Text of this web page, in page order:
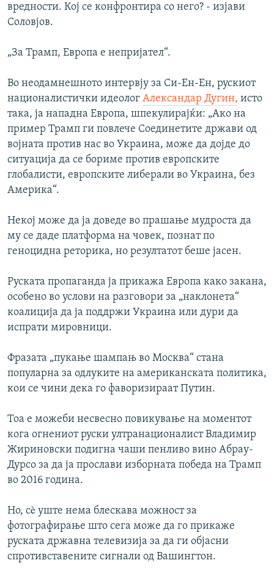
вредности. Кој се конфронтира со него? - изјави
Соловјов.
„За Трамп, Европа е непријател“.
Во неодамнешното интервју за Си-Ен-Ен, рускиот
националистички идеолог Александар Дугин, исто
така, ја нападна Европа, шпекулирајќи: „Ако на
пример Трамп ги повлече Соединетите држави од
војната против нас во Украина, може да дојде до
ситуација да се бориме против европските
глобалисти, европските либерали во Украина, без
Америка“.
Некој може да ја доведе во прашање мудроста да
му се даде платформа на човек, познат по
геноцидна реторика, но резултатот беше јасен.
Руската пропаганда ја прикажа Европа како закана,
особено во услови на разговори за „наклонета“
коалиција да ја поддржи Украина или дури да
испрати мировници.
Фразата „пукање шампањ во Москва“ стана
популарна за одлуките на американската политика,
кои се чини дека го фаворизираат Путин.
Тоа е можеби несвесно повикување на моментот
кога огнениот руски ултранационалист Владимир
Жириновски подигна чаши пенливо вино Абрау-
Дурсо за да ја прослави изборната победа на Трамп
во 2016 година.
Но, сè уште нема блескава можност за
фотографирање што сега може да го прикаже
руската државна телевизија за да ги објасни
спротивставените сигнали од Вашингтон.